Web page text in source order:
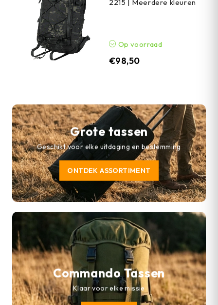
2215 | Meerdere kleuren
Op voorraad
€98,50
Grote tassen
Geschikt voor elke uitdaging en bestemming
ONTDEK ASSORTIMENT
Commando Tassen
Klaar voor elke missie